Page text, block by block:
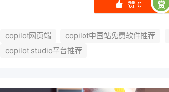
󰄼 赞 0 赏
copilot网页端 copilot中国站免费软件推荐
copilot studio平台推荐